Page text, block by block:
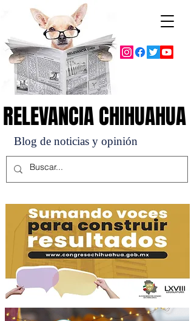
Blog de noticias y opinión
RELEVANCIA CHIHUAHUA
RELEVANCIA CHIHUAHUA